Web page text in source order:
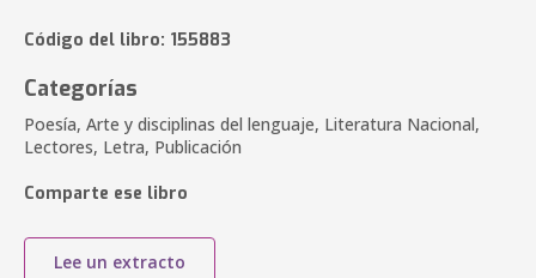
Código del libro: 155883
Categorías
Poesía, Arte y disciplinas del lenguaje, Literatura Nacional,
Lectores, Letra, Publicación
Comparte ese libro
Lee un extracto